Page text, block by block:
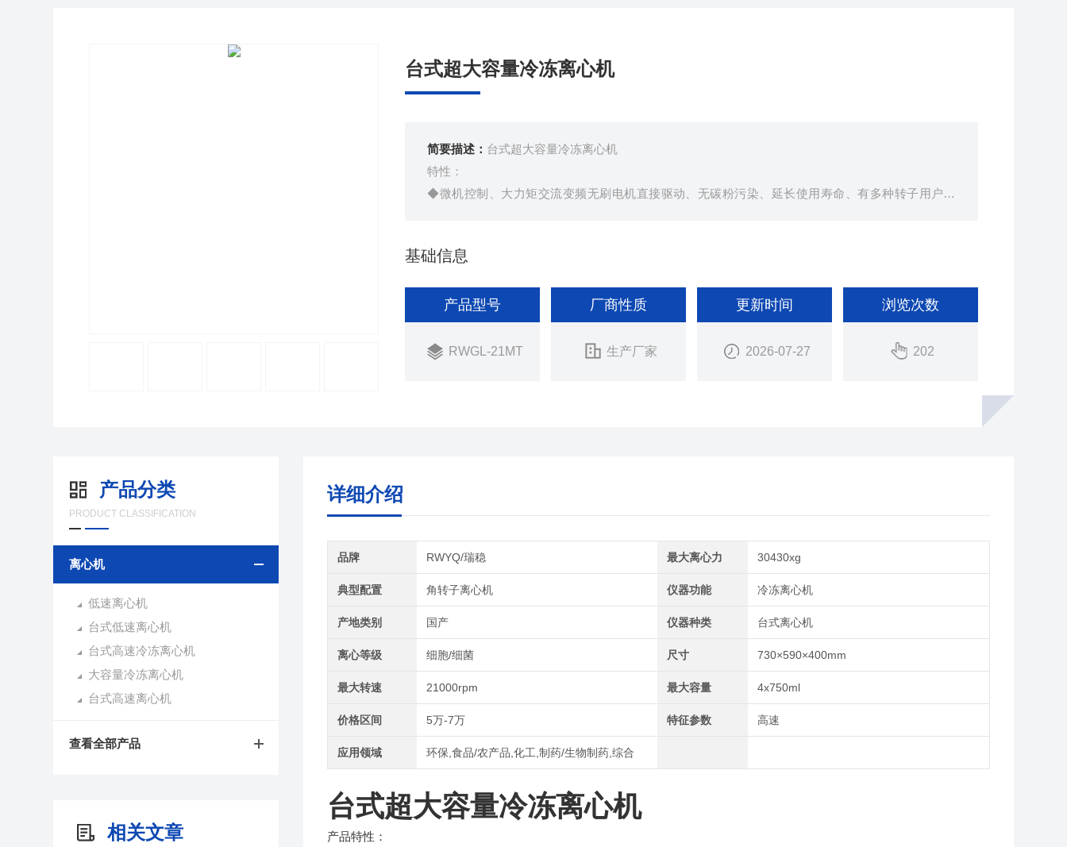
台式超大容量冷冻离心机
简要描述： 台式超大容量冷冻离心机
特性：
◆微机控制、大力矩交流变频无刷电机直接驱动、无碳粉污染、延长使用寿命、有多种转子用户选
◆安全可靠:可选配转子自动识别技术、设有超速、超温、门盖自锁、不锈钢内套、三级保护,确保人身
基础信息
产品型号
RWGL-21MT
厂商性质
生产厂家
更新时间
2026-07-27
浏览次数
202
产品分类
PRODUCT CLASSIFICATION
离心机
低速离心机
台式低速离心机
台式高速冷冻离心机
大容量冷冻离心机
台式高速离心机
查看全部产品
相关文章
详细介绍
品牌 RWYQ/瑞稳 最大离心力 30430xg
典型配置 角转子离心机 仪器功能 冷冻离心机
产地类别 国产 仪器种类 台式离心机
离心等级 细胞/细菌 尺寸 730×590×400mm
最大转速 21000rpm 最大容量 4x750ml
价格区间 5万-7万 特征参数 高速
应用领域 环保,食品/农产品,化工,制药/生物制药,综合
台式超大容量冷冻离心机
产品特性：